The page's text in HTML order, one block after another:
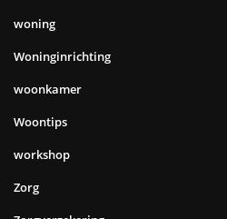
woning
Woninginrichting
woonkamer
Woontips
workshop
Zorg